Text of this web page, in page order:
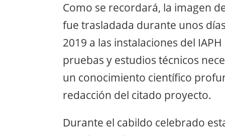
Como se recordará, la imagen
fue trasladada durante unos
2019 a las instalaciones del
pruebas y estudios técnicos
un conocimiento científico
redacción del citado proyecto.
Durante el cabildo celebrado